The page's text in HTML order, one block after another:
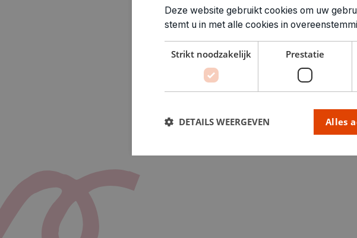
Deze website gebruikt cookies om uw
stemt u in met alle cookies in
Strikt noodzakelijk Prestatie
Alles
DETAILS WEERGEVEN